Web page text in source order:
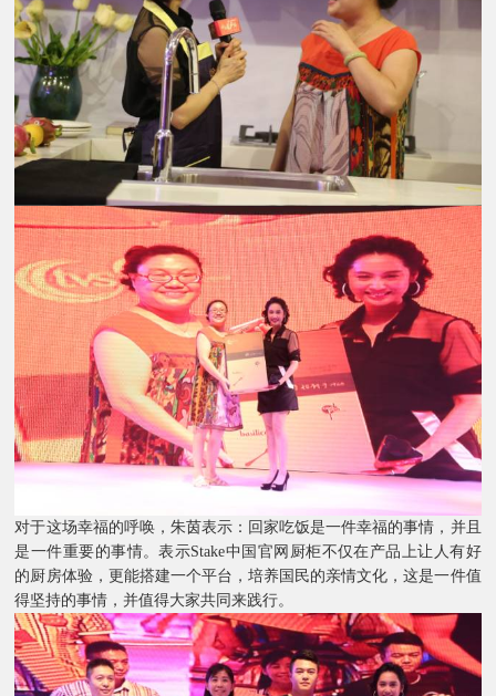
对于这场幸福的呼唤，朱茵表示：回家吃饭是一件幸福的事情，并且
是一件重要的事情。表示Stake中国官网厨柜不仅在产品上让人有好
的厨房体验，更能搭建一个平台，培养国民的亲情文化，这是一件值
得坚持的事情，并值得大家共同来践行。